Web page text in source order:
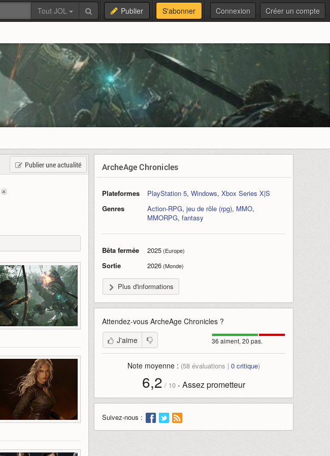
Tout JOL Publier S'abonner Connexion Créer un compte
Publier une actualité ArcheAge Chronicles
Plateformes PlayStation 5, Windows, Xbox Series X|S
Genres
Action-RPG, jeu de rôle (rpg), MMO,
MMORPG, fantasy
Bêta fermée 2025(Europe)
Sortie 2026(Monde)
Plus d'informations
Attendez-vous ArcheAge Chronicles?
36 aiment, 20 pas.
J'aime
Note moyenne : (58évaluations | 0critique)
6,2 / 10- Assez prometteur
Suivez-nous :